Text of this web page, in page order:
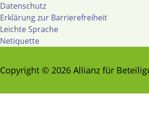
Datenschutz
Erklärung zur Barrierefreiheit
Leichte Sprache
Netiquette
Copyright © 2026 Allianz für